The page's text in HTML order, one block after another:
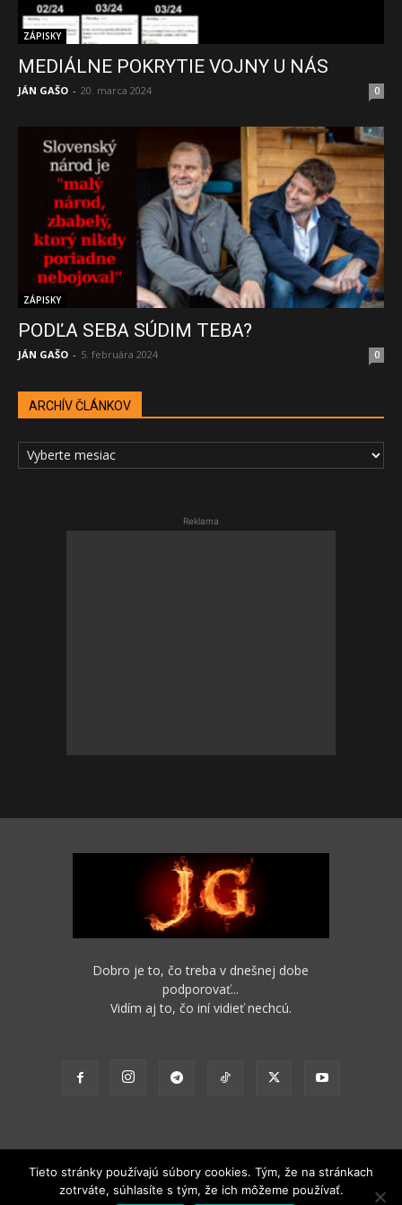
ZÁPISKY
MEDIÁLNE POKRYTIE VOJNY U NÁS
JÁN GAŠO - 20. marca 2024 0
ZÁPISKY
PODĽA SEBA SÚDIM TEBA?
JÁN GAŠO - 5. februára 2024 0
ARCHÍV ČLÁNKOV
ARCHÍV
ČLÁNKOV
Reklama
Dobro je to, čo treba v dnešnej dobe
podporovať...
Vidím aj to, čo iní vidieť nechcú.
Tieto stránky používajú súbory cookies. Tým, že na stránkach
zotrváte, súhlasíte s tým, že ich môžeme používať.